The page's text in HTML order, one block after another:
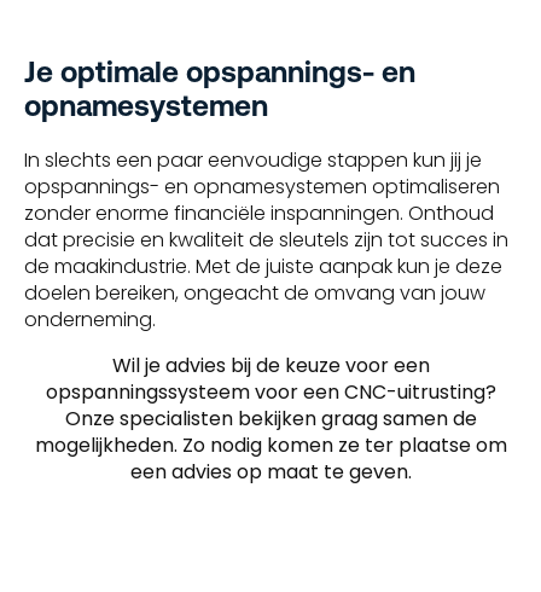
Je optimale opspannings- en
opnamesystemen
In slechts een paar eenvoudige stappen kun jij je
opspannings- en opnamesystemen optimaliseren
zonder enorme financiële inspanningen. Onthoud
dat precisie en kwaliteit de sleutels zijn tot succes in
de maakindustrie. Met de juiste aanpak kun je deze
doelen bereiken, ongeacht de omvang van jouw
onderneming.
Wil je advies bij de keuze voor een
opspanningssysteem voor een CNC-uitrusting?
Onze specialisten bekijken graag samen de
mogelijkheden. Zo nodig komen ze ter plaatse om
een advies op maat te geven.